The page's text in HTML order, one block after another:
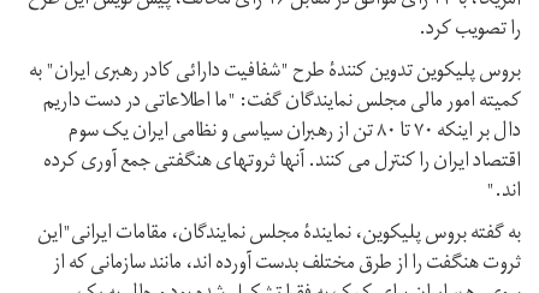
را تصویب کرد.
بروس پلیکوین تدوین کنندۀ طرح "شفافیت دارائی کادر رهبری ایران" به
کمیته امور مالی مجلس نمایندگان گفت: "ما اطلاعاتی در دست داریم
دال بر اینکه ۷۰ تا ۸۰ تن از رهبران سیاسی و نظامی ایران یک سوم
اقتصاد ایران را کنترل می کنند. آنها ثروتهای هنگفتی جمع آوری کرده
اند."
به گفته بروس پلیکوین، نمایندۀ مجلس نمایندگان، مقامات ایرانی"این
ثروت هنگفت را از طرق مختلف بدست آورده اند، مانند سازمانی که از